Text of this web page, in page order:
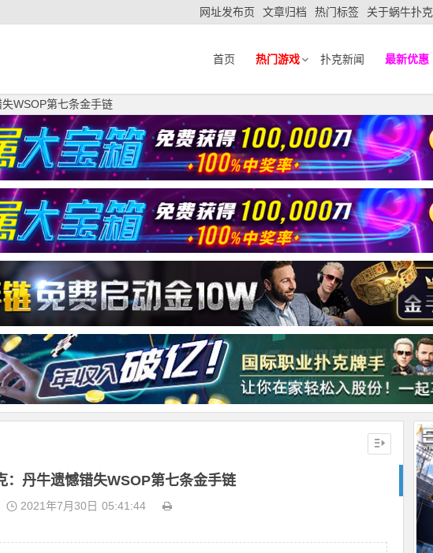
网址发布页 文章归档 热门标签 关于蜗牛扑克
首页 热门游戏 扑克新闻 最新优惠
WSOP第七条金手链
：丹牛遗憾错失WSOP第七条金手链
2021年7月30日 05:41:44